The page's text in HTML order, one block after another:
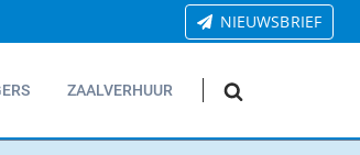
NIEUWSBRIEF
ZAALVERHUUR